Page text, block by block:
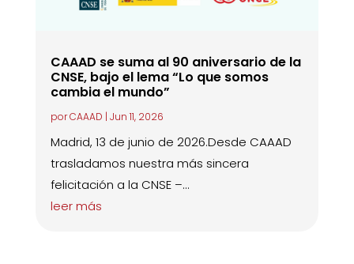
CAAAD se suma al 90 aniversario de la
CNSE, bajo el lema “Lo que somos
cambia el mundo”
porCAAAD | Jun 11, 2026
Madrid, 13 de junio de 2026.Desde CAAAD
trasladamos nuestra más sincera
felicitación a la CNSE –...
leer más